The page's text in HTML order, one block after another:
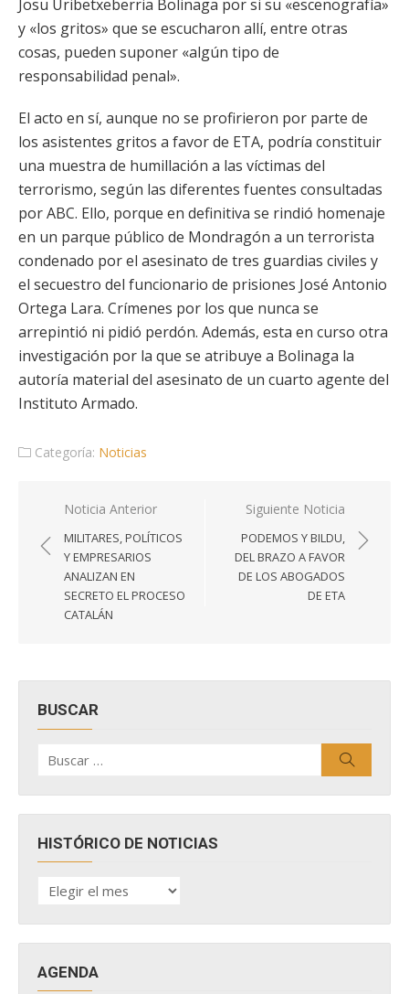
Josu Uribetxeberria Bolinaga por si su «escenografía»
y «los gritos» que se escucharon allí, entre otras
cosas, pueden suponer «algún tipo de
responsabilidad penal».
El acto en sí, aunque no se profirieron por parte de
los asistentes gritos a favor de ETA, podría constituir
una muestra de humillación a las víctimas del
terrorismo, según las diferentes fuentes consultadas
por ABC. Ello, porque en definitiva se rindió homenaje
en un parque público de Mondragón a un terrorista
condenado por el asesinato de tres guardias civiles y
el secuestro del funcionario de prisiones José Antonio
Ortega Lara. Crímenes por los que nunca se
arrepintió ni pidió perdón. Además, esta en curso otra
investigación por la que se atribuye a Bolinaga la
autoría material del asesinato de un cuarto agente del
Instituto Armado.
Categoría: Noticias
Navegación
de
entradas
Noticia Anterior
MILITARES, POLÍTICOS
Y EMPRESARIOS
ANALIZAN EN
SECRETO EL PROCESO
CATALÁN
Siguiente Noticia
PODEMOS Y BILDU,
DEL BRAZO A FAVOR
DE LOS ABOGADOS
DE ETA
BUSCAR
por:
HISTÓRICO DE NOTICIAS
HISTÓRICO
DE
AGENDA